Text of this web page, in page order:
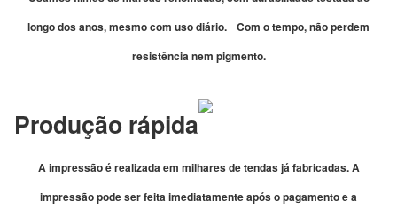
longo dos anos, mesmo com uso diário.
Com o tempo, não perdem
resistência nem pigmento.
Produção rápida
A impressão é realizada em milhares de tendas já fabricadas. A
impressão pode ser feita imediatamente após o pagamento e a